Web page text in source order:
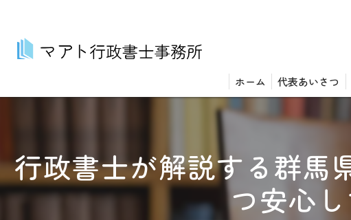
ホーム 代表あいさつ
行政書士が解説する群馬
つ安心